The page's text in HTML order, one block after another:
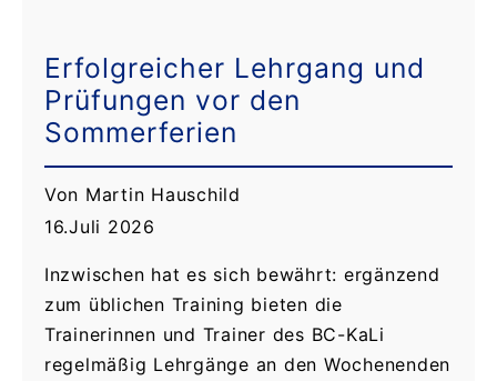
Erfolgreicher Lehrgang und
Prüfungen vor den
Sommerferien
Von Martin Hauschild
16.Juli 2026
Inzwischen hat es sich bewährt: ergänzend
zum üblichen Training bieten die
Trainerinnen und Trainer des BC-KaLi
regelmäßig Lehrgänge an den Wochenenden